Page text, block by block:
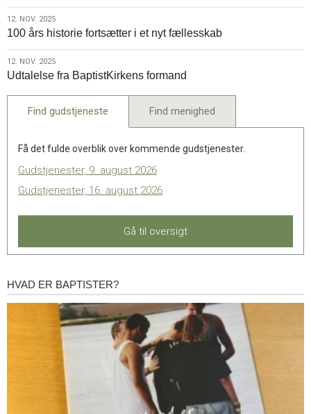
2025
12.
nov.
2025
12. NOV. 2025
100 års historie fortsætter i et nyt fællesskab
12.
nov.
2025
12. NOV. 2025
Udtalelse fra BaptistKirkens formand
Find gudstjeneste Find menighed
Få det fulde overblik over kommende gudstjenester.
Gudstjenester, 9. august 2026
Gudstjenester, 16. august 2026
Gå til oversigt
Hvad
HVAD ER BAPTISTER?